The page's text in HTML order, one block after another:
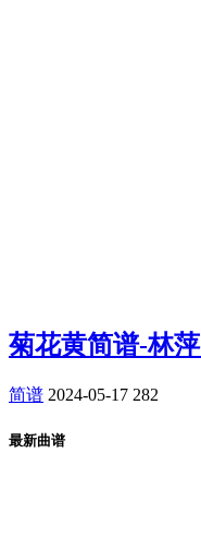
菊花黄简谱-林
简谱 2024-05-17 282
最新曲谱